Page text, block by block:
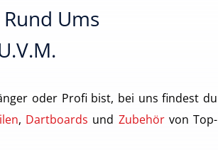
Ums
oder Profi bist, bei uns findest du
, Dartboards und Zubehörvon Top-